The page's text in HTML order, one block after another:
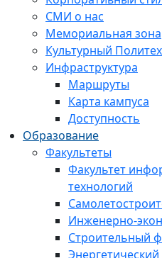
СМИ о нас
Мемориальная зона
Культурный Политех
Инфраструктура
Маршруты
Карта кампуса
Доступность
Образование
Факультеты
Факультет
технологий
Инженерно-
Строительный
Энергетический